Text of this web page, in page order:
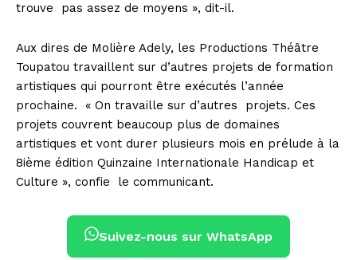
trouve
pas assez de moyens », dit-il.
Aux dires de Molière Adely, les Productions Théâtre
Toupatou travaillent sur d’autres projets de formation
artistiques qui pourront être exécutés l’année
prochaine. « On travaille sur d’autres projets. Ces
projets couvrent beaucoup plus de domaines
artistiques et vont durer plusieurs mois en prélude à la
8ième édition Quinzaine Internationale Handicap et
Culture », confie le communicant.
Suivez-nous sur WhatsApp